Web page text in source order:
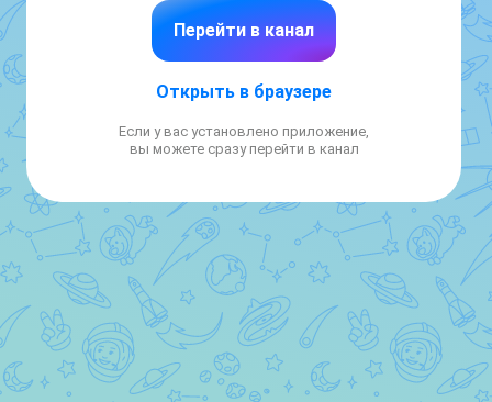
✅️свежие новости о жизни «Савитара»;
✅️анонсы мероприятий, конкурсов и
✅️важную информацию для родителей и
Перейти в канал
Открыть в браузере
Если у вас установлено приложение,
вы можете сразу перейти в канал